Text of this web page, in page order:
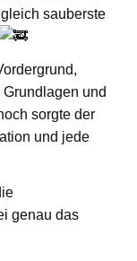
sauberste
und
sorgte der
und jede
genau das